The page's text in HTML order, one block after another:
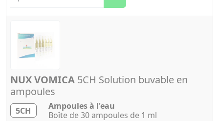
NUX VOMICA 5CH Solution buvable en
ampoules
5CH
Ampoules à l'eau
Boîte de 30 ampoules de 1 ml